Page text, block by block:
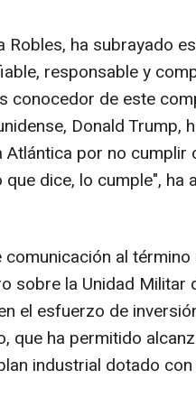
ha subrayado
responsable y
conocedor de este
Donald Trump,
Atlántica por no cumplir
dice, lo cumple", ha
al
sobre la Unidad Militar
el esfuerzo de
que ha permitido
industrial dotado